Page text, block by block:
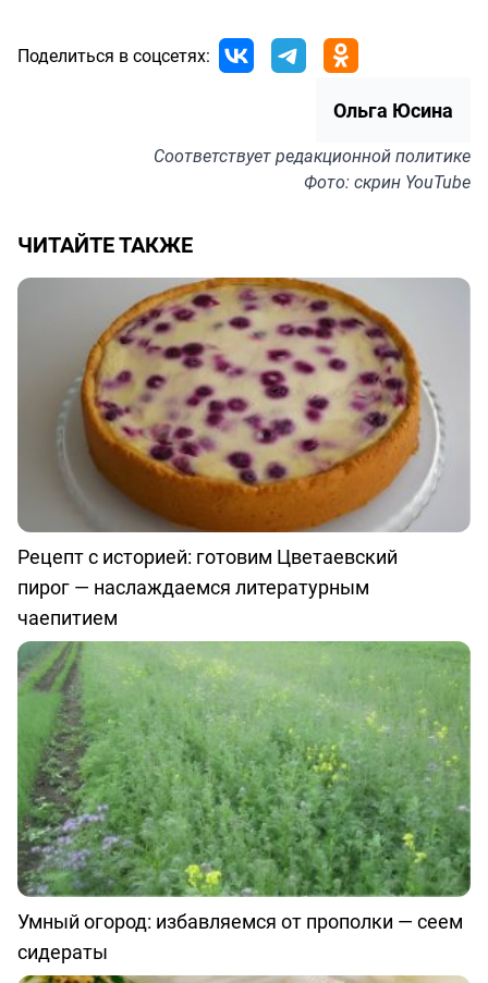
Поделиться в соцсетях:
Ольга Юсина
Соответствуетредакционной политике
Фото: скрин YouTube
ЧИТАЙТЕ ТАКЖЕ
Рецепт с историей: готовим Цветаевский
пирог — наслаждаемся литературным
чаепитием
Умный огород: избавляемся от прополки — сеем
сидераты